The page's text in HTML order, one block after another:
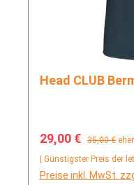
Head CLUB
Verkaufspreis:
29,00 € Regulärer
35,00 €
| Günstigster Preis der
Preise inkl. MwSt.